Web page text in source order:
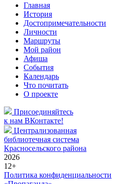
Главная
История
Достопримечательности
Личности
Маршруты
Мой район
Афиша
События
Календарь
Что почитать
О проекте
Присоединяйтесь
к нам ВКонтакте!
Централизованная
библиотечная система
Красносельского района
2026
12+
Политика конфиденциальности